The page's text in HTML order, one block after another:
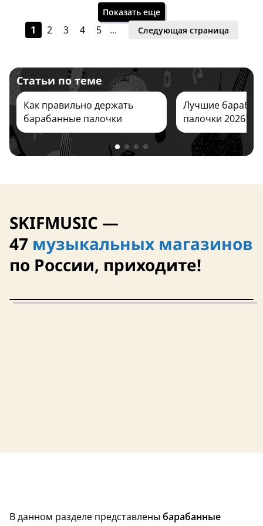
США США
25 сентября
Показать еще
1 2 3 4 5 … Следующая страница
Статьи по теме
Как правильно держать
барабанные палочки
Лучшие
палочки 2026
SKIFMUSIC —
47 музыкальных магазинов
по России, приходите!
В данном разделе представлены барабанные